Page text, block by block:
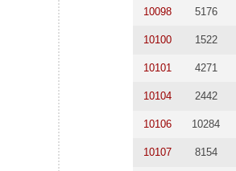
10098 5176
10100 1522
10101 4271
10104 2442
10106 10284
10107 8154